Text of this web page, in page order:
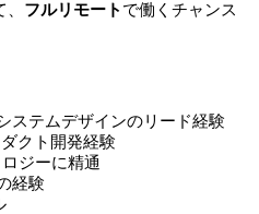
フルリモート で働くチャンス
ステムデザインのリード経験
クト開発経験
ジーに精通
経験